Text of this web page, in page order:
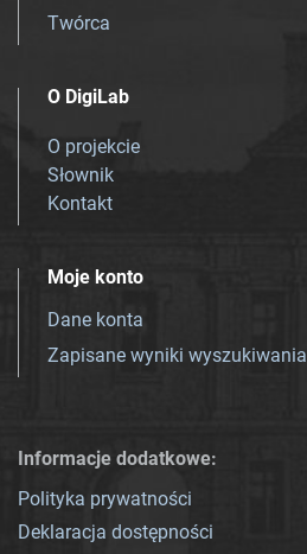
Twórca
O DigiLab
O projekcie
Słownik
Kontakt
Moje konto
Dane konta
Zapisane wyniki wyszukiwania
Informacje dodatkowe:
Polityka prywatności
Deklaracja dostępności